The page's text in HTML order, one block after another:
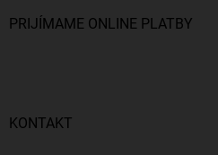
PRIJÍMAME ONLINE PLATBY
KONTAKT